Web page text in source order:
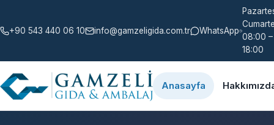
+90 543 440 06 10 info@gamzeligida.com.tr WhatsApp
08:00 –
18:00
Anasayfa